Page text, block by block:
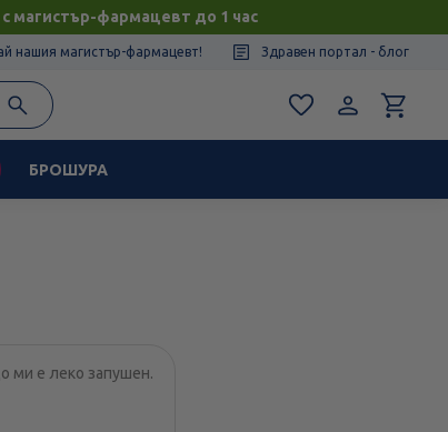
с магистър-фармацевт до 1 час
нашия магистър-фармацевт! Здравен портал - блог
БРОШУРА
ми е леко запушен.